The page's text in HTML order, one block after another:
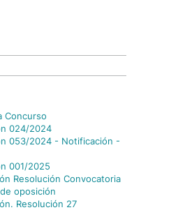
Concurso
024/2024
053/2024 - Notificación -
001/2025
Resolución Convocatoria
oposición
Resolución 27